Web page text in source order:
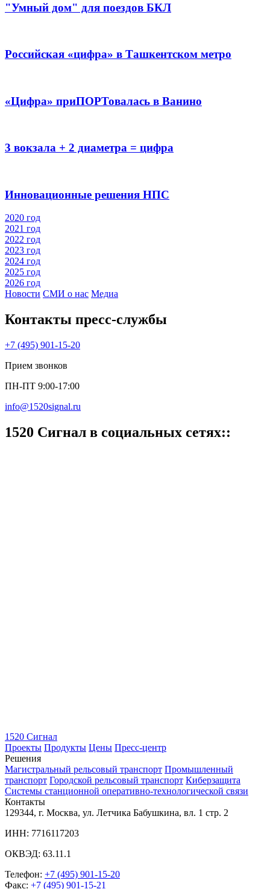
"Умный дом" для поездов БКЛ
Российская «цифра» в Ташкентском метро
«Цифра» приПОРТовалась в Ванино
3 вокзала + 2 диаметра = цифра
Инновационные решения НПС
2020 год
2021 год
2022 год
2023 год
2024 год
2025 год
2026 год
Новости СМИ о нас Медиа
Контакты пресс‑службы
+7 (495) 901-15-20
Прием звонков
ПН-ПТ 9:00-17:00
info@1520signal.ru
1520 Cигнал в социальных сетях::
1520 Сигнал
Проекты Продукты Цены Пресс-центр
Решения
Магистральный рельсовый транспорт Промышленный
транспорт Городской рельсовый транспорт Киберзащита
Системы станционной оперативно-технологической связи
Контакты
129344, г. Москва, ул. Летчика Бабушкина, вл. 1 стр. 2
ИНН: 7716117203
ОКВЭД: 63.11.1
Телефон: +7 (495) 901-15-20
Факс: +7 (495) 901-15-21